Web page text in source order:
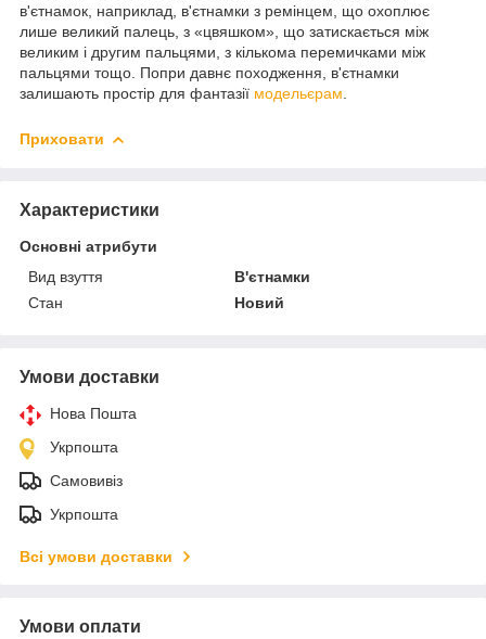
в'єтнамок, наприклад, в'єтнамки з ремінцем, що охоплює
лише великий палець, з «цвяшком», що затискається між
великим і другим пальцями, з кількома перемичками між
пальцями тощо. Попри давнє походження, в'єтнамки
залишають простір для фантазії модельєрам
Приховати
Характеристики
Основні атрибути
Вид взуття
В'єтнамки
Стан
Новий
Умови доставки
Нова Пошта
Укрпошта
Самовивіз
Укрпошта
Всі умови доставки
Умови оплати